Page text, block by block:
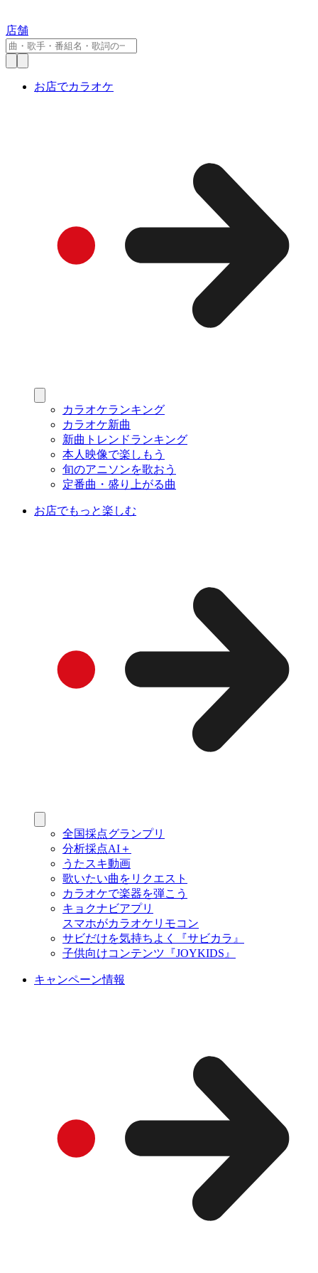
店舗
お店でカラオケ
カラオケランキング
カラオケ新曲
新曲トレンドランキング
本人映像で楽しもう
旬のアニソンを歌おう
定番曲・盛り上がる曲
お店でもっと楽しむ
全国採点グランプリ
分析採点AI＋
うたスキ動画
歌いたい曲をリクエスト
カラオケで楽器を弾こう
キョクナビアプリ
スマホがカラオケリモコン
サビだけを気持ちよく『サビカラ』
子供向けコンテンツ『JOYKIDS』
キャンペーン情報